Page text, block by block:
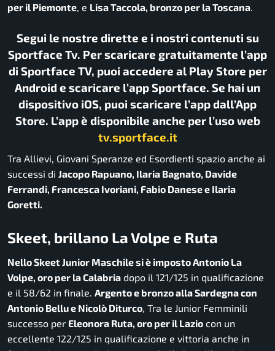
per il Piemonte , e Lisa Taccola, bronzo per la Toscana
Segui le nostre dirette e i nostri contenuti su
Sportface Tv. Per scaricare gratuitamente l’app
di Sportface TV, puoi accedere al Play Store per
Android e scaricare l’app Sportface. Se hai un
dispositivo iOS, puoi scaricare l’app dall’App
Store. L’app è disponibile anche per l’uso web
tv.sportface.it
Tra Allievi, Giovani Speranze ed Esordienti spazio anche ai
successi di Jacopo Rapuano, Ilaria Bagnato, Davide
Ferrandi, Francesca Ivoriani, Fabio Danese e Ilaria
Goretti.
Skeet, brillano La Volpe e Ruta
Nello Skeet Junior Maschile si è imposto Antonio La
Volpe, oro per la Calabria dopo il 121/125 in qualificazione
e il 58/62 in finale. Argento e bronzo alla Sardegna con
Antonio Bellu e Nicolò Diturco, Tra le Junior Femminili
successo per Eleonora Ruta, oro per il Lazio con un
eccellente 122/125 in qualificazione e vittoria anche in